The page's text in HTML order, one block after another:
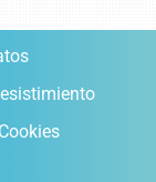
Cookies